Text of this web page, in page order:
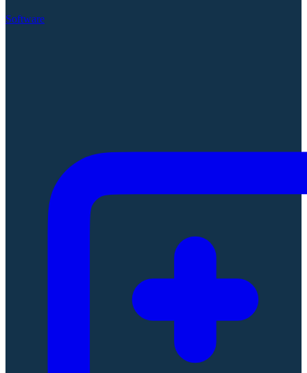
Software